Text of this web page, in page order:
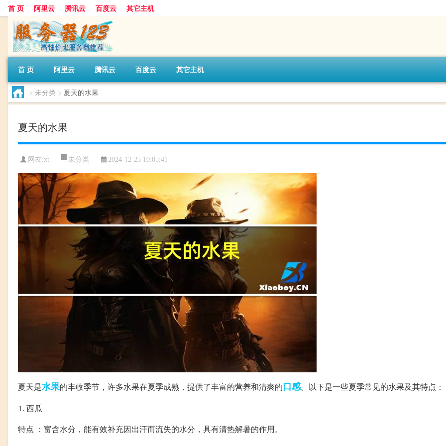
首 页 阿里云 腾讯云 百度云 其它主机
首 页 阿里云 腾讯云 百度云 其它主机
> 未分类 > 夏天的水果
夏天的水果
网友:xt 未分类 2024-12-25 10:05:41
夏天是水果的丰收季节，许多水果在夏季成熟，提供了丰富的营养和清爽的口感。以下是一些夏季常见的水果及其特点：
1. 西瓜
特点 ：富含水分，能有效补充因出汗而流失的水分，具有清热解暑的作用。